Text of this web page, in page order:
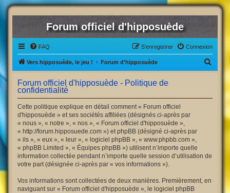
Forum officiel d'hipposuède
FAQ Connexion
S’enregistrer
Vers hipposuède, le jeu ! Forum d'hipposuède
h
Forum officiel d'hipposuède - Politique de
confidentialité
Cette politique explique en détail comment « Forum officiel
d'hipposuède » et ses sociétés affiliées (désignés ci-après par
« nous », « notre », « nos », « Forum officiel d'hipposuède »,
« http://forum.hipposuede.com ») et phpBB (désigné ci-après par
« ils », « eux », « leur », « logiciel phpBB », « www.phpbb.com »,
« phpBB Limited », « Équipes phpBB ») utilisent n’importe quelle
information collectée pendant n’importe quelle session d’utilisation de
votre part (désignée ci-après par « vos informations »).
Vos informations sont collectées de deux manières. Premièrement, en
naviguant sur « Forum officiel d'hipposuède », le logiciel phpBB